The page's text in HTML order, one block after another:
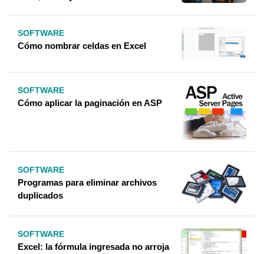
SOFTWARE
Cómo nombrar celdas en Excel
SOFTWARE
Cómo aplicar la paginación en ASP
SOFTWARE
Programas para eliminar archivos
duplicados
SOFTWARE
Excel: la fórmula ingresada no arroja